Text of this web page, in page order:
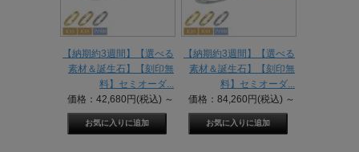
【納期約3週間】【選べる
素材＆誕生石】【刻印無
料】セミオーダ...
価格：42,680円(税込) ～
【納期約3週間】【選べる
素材＆誕生石】【刻印無
料】セミオーダ...
価格：84,260円(税込) ～